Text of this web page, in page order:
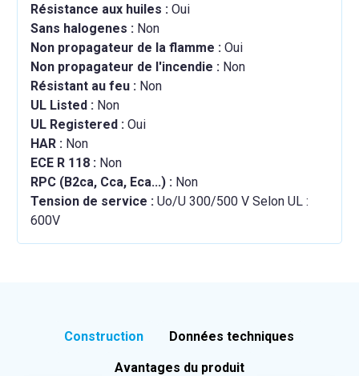
Résistance aux huiles : Oui
Sans halogenes : Non
Non propagateur de la flamme : Oui
Non propagateur de l'incendie : Non
Résistant au feu : Non
UL Listed : Non
UL Registered : Oui
HAR : Non
ECE R 118 : Non
RPC (B2ca, Cca, Eca...) : Non
Tension de service : Uo/U 300/500 V Selon UL :
600V
Construction Données techniques
Avantages du produit